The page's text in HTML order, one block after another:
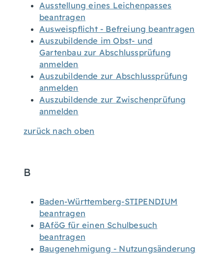
Ausstellung eines Leichenpasses
beantragen
Ausweispflicht - Befreiung beantragen
Auszubildende im Obst- und
Gartenbau zur Abschlussprüfung
anmelden
Auszubildende zur Abschlussprüfung
anmelden
Auszubildende zur Zwischenprüfung
anmelden
zurück nach oben
B
Baden-Württemberg-STIPENDIUM
beantragen
BAföG für einen Schulbesuch
beantragen
Baugenehmigung - Nutzungsänderung